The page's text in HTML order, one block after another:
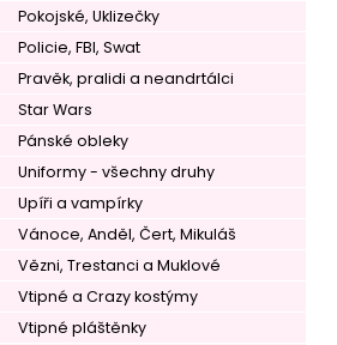
Pokojské, Uklizečky
Policie, FBI, Swat
Pravěk, pralidi a neandrtálci
Star Wars
Pánské obleky
Uniformy - všechny druhy
Upíři a vampírky
Vánoce, Anděl, Čert, Mikuláš
Vězni, Trestanci a Muklové
Vtipné a Crazy kostýmy
Vtipné pláštěnky